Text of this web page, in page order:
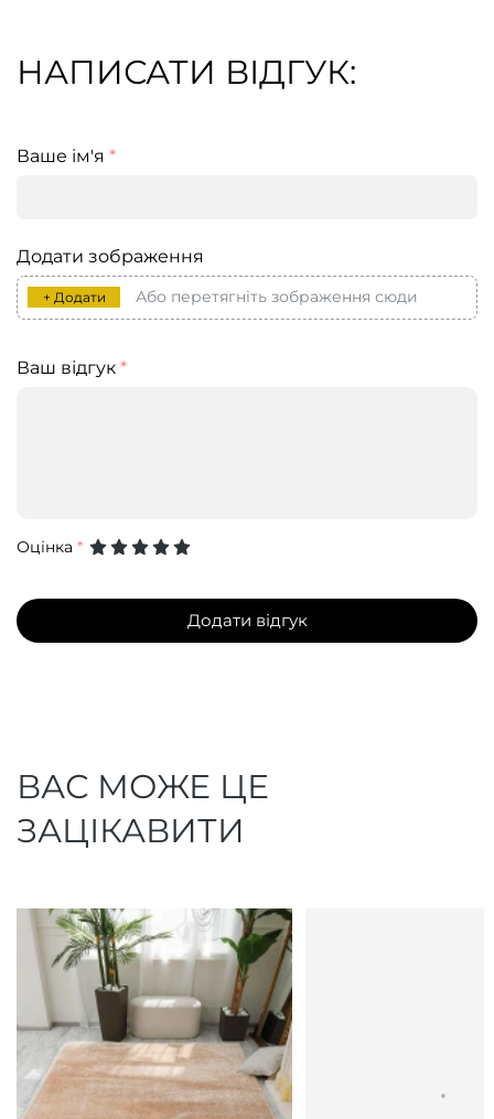
НАПИСАТИ ВІДГУК:
Ваше ім'я *
Додати зображення
+ Додати Або перетягніть зображення сюди
Ваш відгук *
Оцінка *
Додати відгук
ВАС МОЖЕ ЦЕ
ЗАЦІКАВИТИ